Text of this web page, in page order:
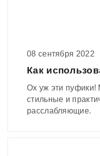
08 сентября 2022
Как
Ох уж эти пуфики!
стильные и
расслабляющие.